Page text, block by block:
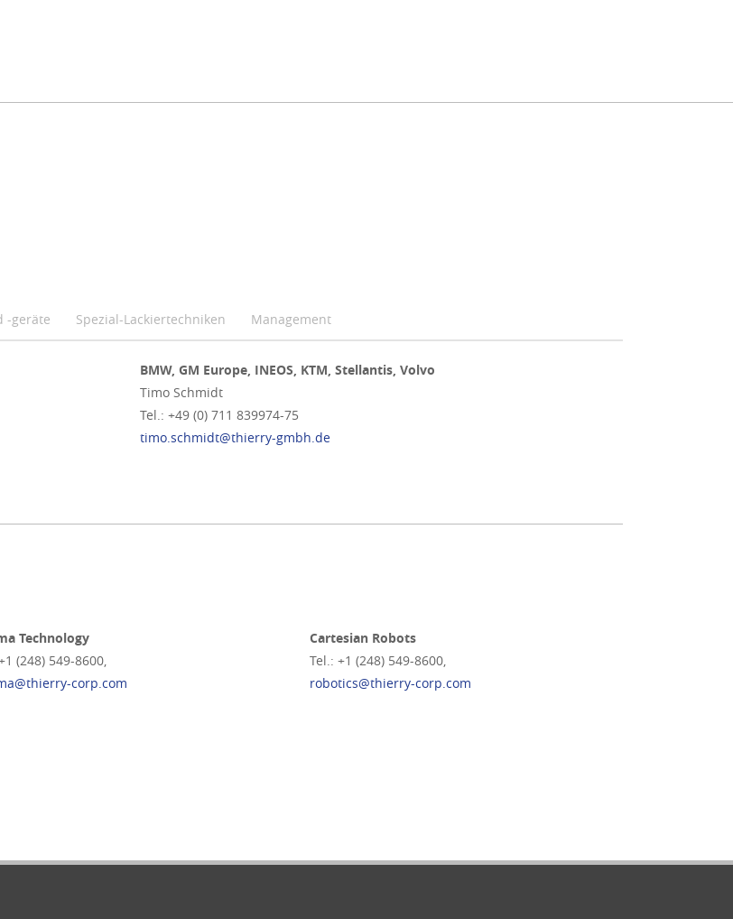
-geräte Spezial-Lackiertechniken Management
BMW, GM Europe, INEOS, KTM, Stellantis, Volvo
Timo Schmidt
Tel.: +49 (0) 711 839974-75
timo.schmidt@thierry-gmbh.de
Technology
(248) 549-8600,
corp.com
Cartesian Robots
Tel.: +1 (248) 549-8600,
robotics@thierry-corp.com